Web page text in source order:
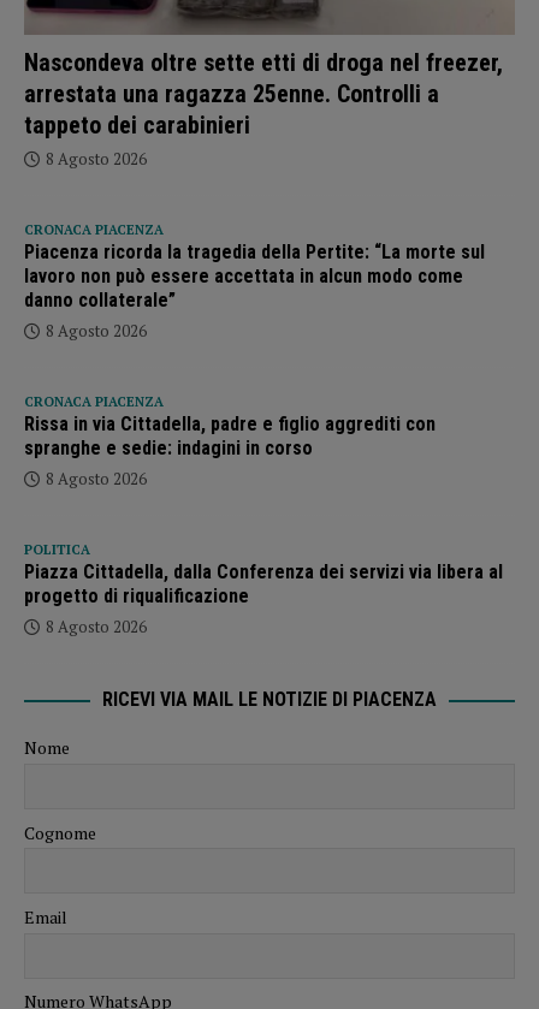
Nascondeva oltre sette etti di droga nel freezer,
arrestata una ragazza 25enne. Controlli a
tappeto dei carabinieri
8 Agosto 2026
CRONACA PIACENZA
Piacenza ricorda la tragedia della Pertite: “La morte sul
lavoro non può essere accettata in alcun modo come
danno collaterale”
8 Agosto 2026
CRONACA PIACENZA
Rissa in via Cittadella, padre e figlio aggrediti con
spranghe e sedie: indagini in corso
8 Agosto 2026
POLITICA
Piazza Cittadella, dalla Conferenza dei servizi via libera al
progetto di riqualificazione
8 Agosto 2026
RICEVI VIA MAIL LE NOTIZIE DI PIACENZA
Nome
Cognome
Email
Numero WhatsApp